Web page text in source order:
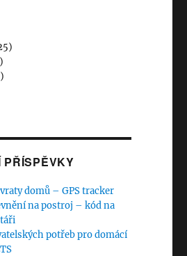
PŘÍSPĚVKY
domů – GPS tracker
na postroj – kód na
potřeb pro domácí